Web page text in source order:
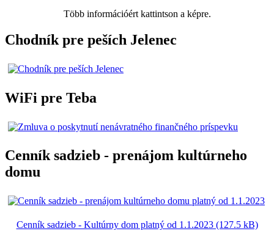
Több információért kattintson a képre.
Chodník pre peších Jelenec
WiFi pre Teba
Cenník sadzieb - prenájom kultúrneho
domu
Cenník sadzieb - Kultúrny dom platný od 1.1.2023 (127.5 kB)